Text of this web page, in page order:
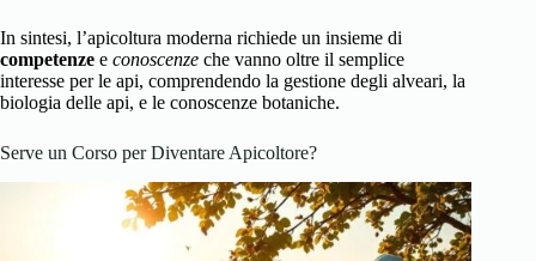
In sintesi, l’apicoltura moderna richiede un insieme di
competenze e conoscenze che vanno oltre il semplice
interesse per le api, comprendendo la gestione degli alveari, la
biologia delle api, e le conoscenze botaniche.
Serve un Corso per Diventare Apicoltore?